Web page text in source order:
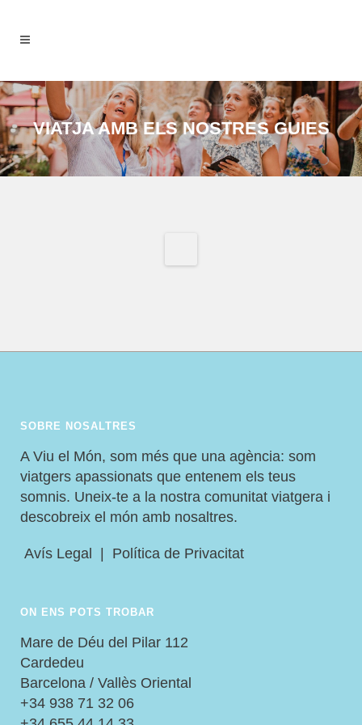
VIATJA AMB ELS NOSTRES GUIES
SOBRE NOSALTRES
A Viu el Món, som més que una agència: som
viatgers apassionats que entenem els teus
somnis. Uneix-te a la nostra comunitat viatgera i
descobreix el món amb nosaltres.
Avís Legal | Política de Privacitat
ON ENS POTS TROBAR
Mare de Déu del Pilar 112
Cardedeu
Barcelona / Vallès Oriental
+34 938 71 32 06